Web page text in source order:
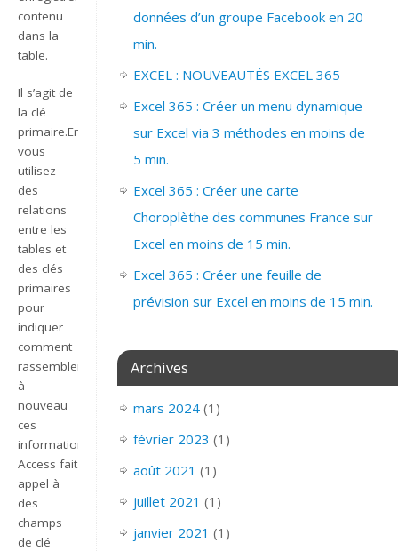
contenu
dans la
table.
Il s’agit de
la clé
primaire.Ensuite,
vous
utilisez
des
relations
entre les
tables et
des clés
primaires
pour
indiquer
comment
rassembler
à
nouveau
ces
informations.
Access fait
appel à
des
champs
de clé
données d’un groupe Facebook en 20
min.
EXCEL : NOUVEAUTÉS EXCEL 365
Excel 365 : Créer un menu dynamique
sur Excel via 3 méthodes en moins de
5 min.
Excel 365 : Créer une carte
Choroplèthe des communes France sur
Excel en moins de 15 min.
Excel 365 : Créer une feuille de
prévision sur Excel en moins de 15 min.
Archives
mars 2024(1)
février 2023 (1)
août 2021 (1)
juillet 2021 (1)
janvier 2021 (1)